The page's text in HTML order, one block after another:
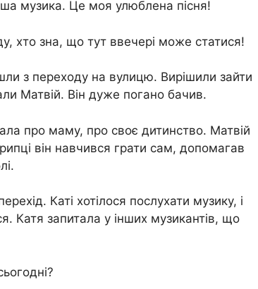
музика. Це моя улюблена пісня!
хто зна, що тут ввечері може статися!
з переходу на вулицю. Вирішили зайти
Матвій. Він дуже погано бачив.
про маму, про своє дитинство. Матвій
він навчився грати сам, допомагав
Каті хотілося послухати музику, і
Катя запитала у інших музикантів, що